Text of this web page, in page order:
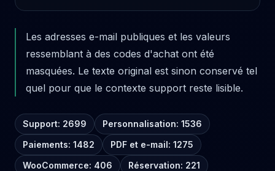
Les adresses e-mail publiques et les valeurs
ressemblant à des codes d'achat ont été
masquées. Le texte original est sinon conservé tel
quel pour que le contexte support reste lisible.
Support: 2699
Personnalisation: 1536
Paiements: 1482
PDF et e-mail: 1275
WooCommerce: 406
Réservation: 221